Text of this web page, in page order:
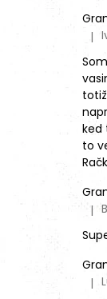
|
ked
to
|
|